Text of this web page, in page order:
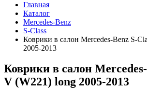
Главная
Каталог
Mercedes-Benz
S-Class
Коврики в салон Mercedes-Benz S-
2005-2013
Коврики в салон
V (W221) long 2005-2013